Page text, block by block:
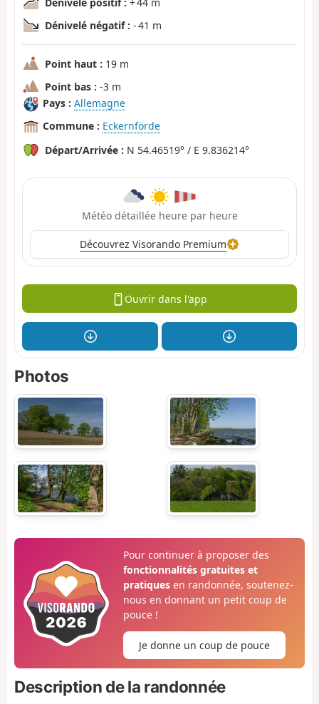
Dénivelé positif : + 44 m
Dénivelé négatif : - 41 m
Point haut : 19 m
Point bas : -3 m
Pays : Allemagne
Commune : Eckernförde
Départ/Arrivée : N 54.46519° / E 9.836214°
Météo détaillée heure par heure
Découvrez Visorando Premium
Ouvrir dans l'app
Photos
Pour continuer à proposer des
fonctionnalités gratuites et
pratiquesen randonnée, soutenez-
nous en donnant un petit coup de
pouce !
Je donne un coup de pouce
Description de la randonnée